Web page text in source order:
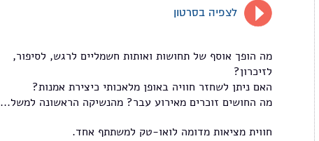
לצפיה בסרטון
מה הופך אוסף של תחושות ואותות חשמליים לרגש, לסיפור,
לזיכרון?
האם ניתן לשחזר חוויה באופן מלאכותי כיצירת אמנות?
מה החושים זוכרים מאירוע עבר? מהנשיקה הראשונה למשל...
חווית מציאות מדומה לואו-טק למשתתף אחד.